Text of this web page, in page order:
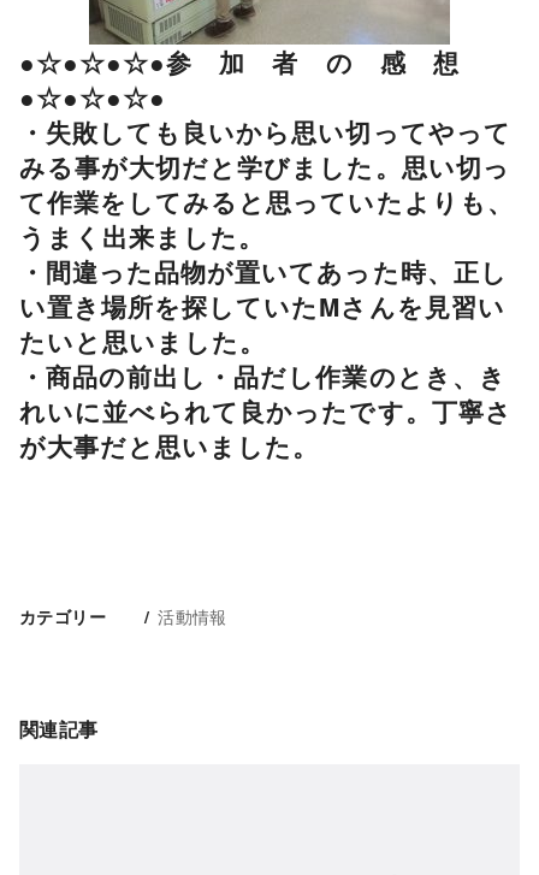
●☆●☆●☆●参 加 者 の 感 想
●☆●☆●☆●
・失敗しても良いから思い切ってやって
みる事が大切だと学びました。思い切っ
て作業をしてみると思っていたよりも、
うまく出来ました。
・間違った品物が置いてあった時、正し
い置き場所を探していたMさんを見習い
たいと思いました。
・商品の前出し・品だし作業のとき、き
れいに並べられて良かったです。丁寧さ
が大事だと思いました。
カテゴリー 活動情報
関連記事